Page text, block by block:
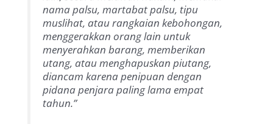
nama palsu, martabat palsu, tipu
muslihat, atau rangkaian kebohongan,
menggerakkan orang lain untuk
menyerahkan barang, memberikan
utang, atau menghapuskan piutang,
diancam karena penipuan dengan
pidana penjara paling lama empat
tahun.”